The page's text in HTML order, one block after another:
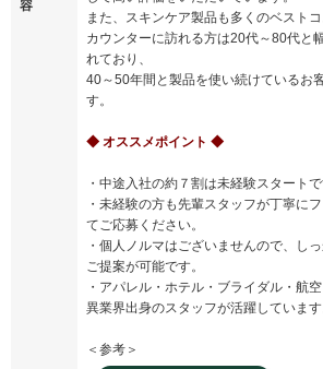
容
また、スキンケア製品も多くのベスト
カウンターに訪れる方は20代～80代と
れており、
40～50年間と製品を使い続けているお
す。
◆ オススメポイント ◆
・中途入社の約７割は未経験スタートで
・未経験の方も先輩スタッフが丁寧に
てご応募ください。
・個人ノルマはございませんので、し
ご提案が可能です。
・アパレル・ホテル・ブライダル・航
異業界出身のスタッフが活躍しています
＜参考＞